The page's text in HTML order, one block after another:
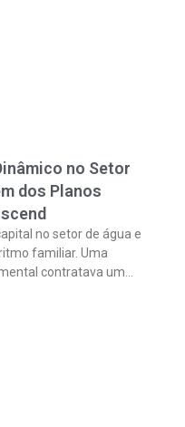
no Setor
dos Planos
no setor de água e
familiar. Uma
contratava um